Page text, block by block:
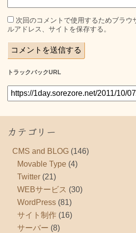
次回のコメントで使用するためブラウ
ルアドレス、サイトを保存する。
トラックバックURL
カテゴリー
CMS and BLOG (146)
Movable Type (4)
Twitter (21)
WEBサービス (30)
WordPress (81)
サイト制作 (16)
サーバー (8)